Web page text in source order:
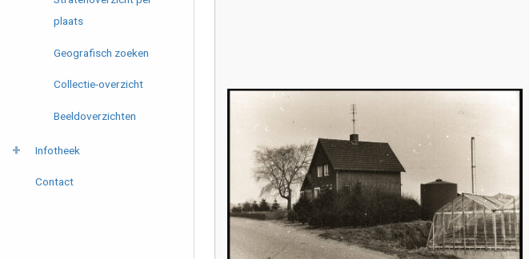
plaats
Geografisch zoeken
Collectie-overzicht
Beeldoverzichten
Infotheek
Contact